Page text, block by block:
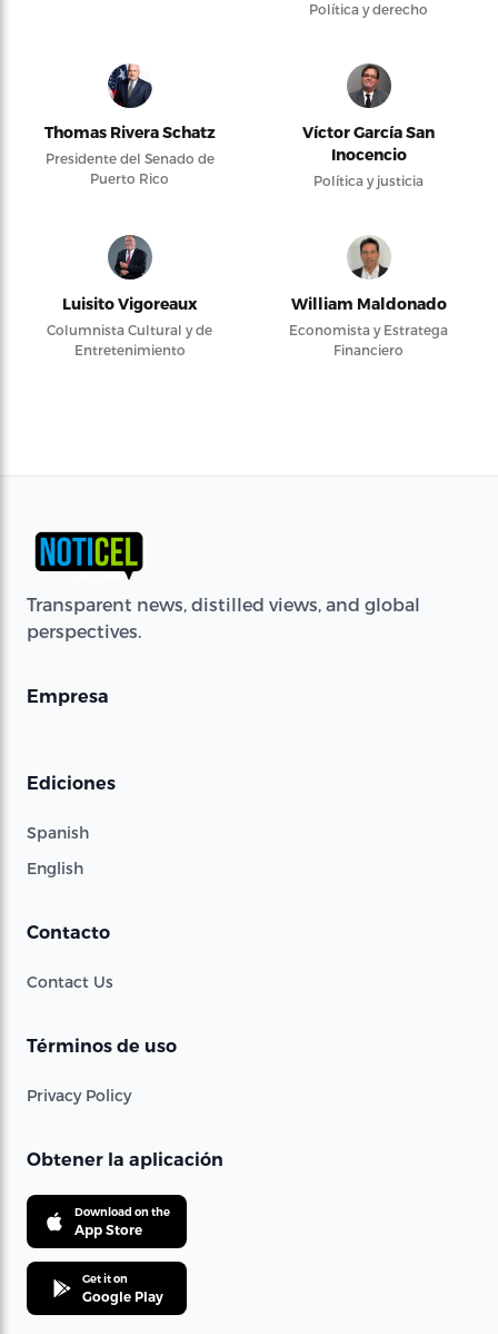
Política y derecho
Thomas Rivera Schatz
Presidente del Senado de
Puerto Rico
Víctor García San
Inocencio
Política y justicia
Luisito Vigoreaux
Columnista Cultural y de
Entretenimiento
William Maldonado
Economista y Estratega
Financiero
Transparent news, distilled views, and global
perspectives.
Empresa
Ediciones
Spanish
English
Contacto
Contact Us
Términos de uso
Privacy Policy
Obtener la aplicación
Download on the
App Store
Get it on
Google Play